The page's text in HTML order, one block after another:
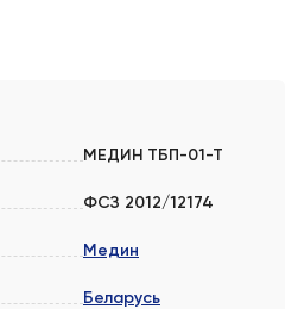
МЕДИН ТБП-01-Т
ФСЗ 2012/12174
Медин
Беларусь